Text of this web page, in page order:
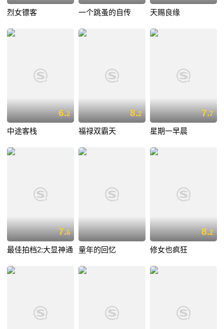
烈女镖客 一个跳蚤的自传 天赐良缘
6.2
中途客栈
8.2
福禄双霸天
7.7
星期一早晨
7.6
最佳拍档2:大显神通 童年的回忆
8.2
修女也疯狂